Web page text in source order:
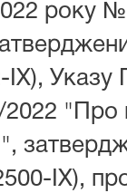
року №
Указу
"Про
ІХ),